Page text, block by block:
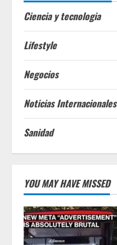
Ciencia y tecnologia
Lifestyle
Negocios
Noticias Internacionales
Sanidad
YOU MAY HAVE MISSED